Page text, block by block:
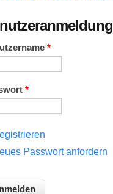
*
*
Passwort anfordern